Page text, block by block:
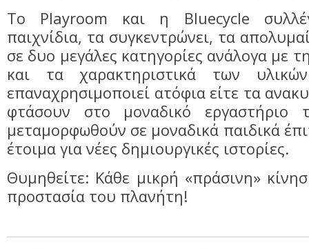
Το Playroom και η Bluecycle
παιχνίδια, τα συγκεντρώνει, τα
σε δυο μεγάλες κατηγορίες ανάλογα με
και τα χαρακτηριστικά των
επαναχρησιμοποιεί ατόφια είτε τα
φτάσουν στο μοναδικό εργαστήριο
μεταμορφωθούν σε μοναδικά παιδικά
έτοιμα για νέες δημιουργικές ιστορίες.
Θυμηθείτε: Κάθε μικρή «πράσινη»
προστασία του πλανήτη!